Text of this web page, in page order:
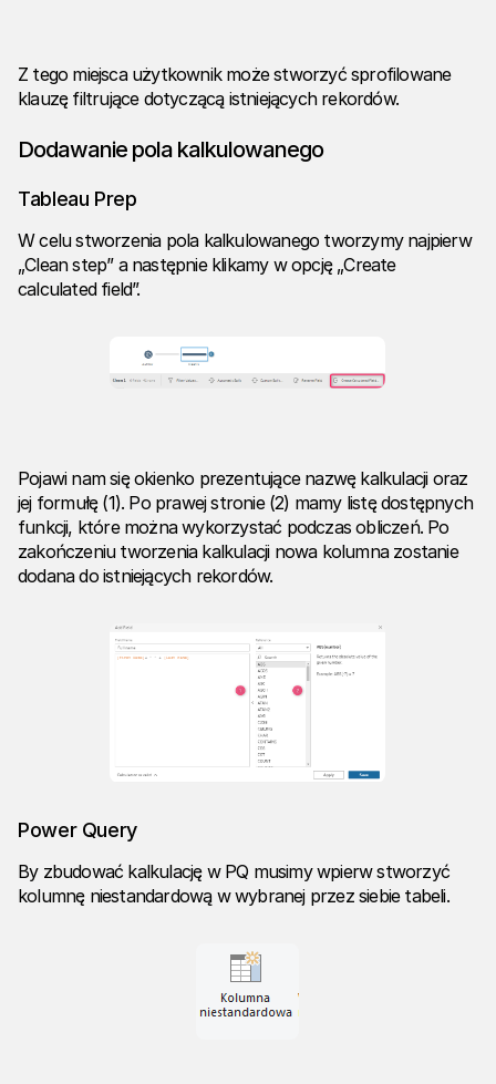
Z tego miejsca użytkownik może stworzyć sprofilowane
klauzę filtrujące dotyczącą istniejących rekordów.
Dodawanie pola kalkulowanego
Tableau Prep
W celu stworzenia pola kalkulowanego tworzymy najpierw
„Clean step” a następnie klikamy w opcję „Create
calculated field”.
Pojawi nam się okienko prezentujące nazwę kalkulacji oraz
jej formułę (1). Po prawej stronie (2) mamy listę dostępnych
funkcji, które można wykorzystać podczas obliczeń. Po
zakończeniu tworzenia kalkulacji nowa kolumna zostanie
dodana do istniejących rekordów.
Power Query
By zbudować kalkulację w PQ musimy wpierw stworzyć
kolumnę niestandardową w wybranej przez siebie tabeli.